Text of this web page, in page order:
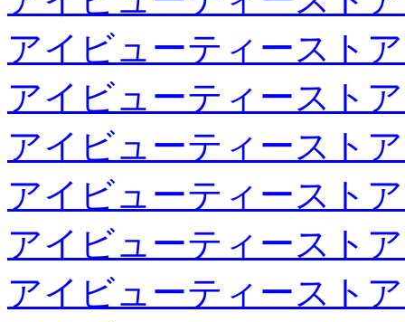
アイビューティースト
アイビューティースト
アイビューティースト
アイビューティースト
アイビューティースト
アイビューティースト